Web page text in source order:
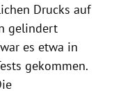
Drucks auf
gelindert
es etwa in
gekommen.